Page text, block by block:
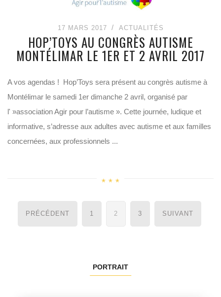
17 MARS 2017 ACTUALITÉS
HOP’TOYS AU CONGRÈS AUTISME
MONTÉLIMAR LE 1ER ET 2 AVRIL 2017
A vos agendas ! Hop’Toys sera présent au congrès autisme à
Montélimar le samedi 1er dimanche 2 avril, organisé par
l' »association Agir pour l’autisme ». Cette journée, ludique et
informative, s’adresse aux adultes avec autisme et aux familles
concernées, aux professionnels ...
Navigation
des
PRÉCÉDENT 1 2 3 SUIVANT
PORTRAIT